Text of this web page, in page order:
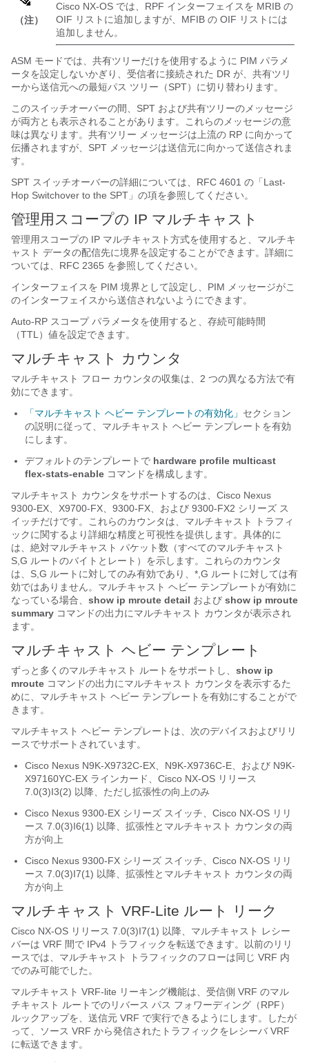
（注）
Cisco NX-OS では、RPF インターフェイスを MRIB の
OIF リストに追加しますが、MFIB の OIF リストには
追加しません。
ASM モードでは、共有ツリーだけを使用するように PIM パラメ
ータを設定しないかぎり、受信者に接続された DR が、共有ツリ
ーから送信元への最短パス ツリー（SPT）に切り替わります。
このスイッチオーバーの間、SPT および共有ツリーのメッセージ
が両方とも表示されることがあります。これらのメッセージの意
味は異なります。共有ツリー メッセージは上流の RP に向かって
伝播されますが、SPT メッセージは送信元に向かって送信されま
す。
SPT スイッチオーバーの詳細については、RFC 4601 の「Last-
Hop Switchover to the SPT」の項を参照してください。
管理用スコープの IP マルチキャスト
管理用スコープの IP マルチキャスト方式を使用すると、マルチキ
ャスト データの配信先に境界を設定することができます。詳細に
ついては、RFC 2365 を参照してください。
インターフェイスを PIM 境界として設定し、PIM メッセージがこ
のインターフェイスから送信されないようにできます。
Auto-RP スコープ パラメータを使用すると、存続可能時間
（TTL）値を設定できます。
マルチキャスト カウンタ
マルチキャスト フロー カウンタの収集は、2 つの異なる方法で有
効にできます。
「マルチキャスト ヘビー テンプレートの有効化」 セクション
の説明に従って、マルチキャスト ヘビー テンプレートを有効
にします。
デフォルトのテンプレートで hardware profile multicast
flex-stats-enable コマンドを構成します。
マルチキャスト カウンタをサポートするのは、Cisco Nexus
9300-EX、X9700-FX、9300-FX、および 9300-FX2 シリーズ ス
イッチだけです。これらのカウンタは、マルチキャスト トラフィ
ックに関するより詳細な精度と可視性を提供します。具体的に
は、絶対マルチキャスト パケット数（すべてのマルチキャスト
S,G ルートのバイトとレート）を示します。これらのカウンタ
は、S,G ルートに対してのみ有効であり、*,G ルートに対しては有
効ではありません。マルチキャスト ヘビー テンプレートが有効に
なっている場合、 show ip mroute detail および show ip mroute
summary コマンドの出力にマルチキャスト カウンタが表示され
ます。
マルチキャスト ヘビー テンプレート
ずっと多くのマルチキャスト ルートをサポートし、 show ip
mroute コマンドの出力にマルチキャスト カウンタを表示するた
めに、マルチキャスト ヘビー テンプレートを有効にすることがで
きます。
マルチキャスト ヘビー テンプレートは、次のデバイスおよびリリ
ースでサポートされています。
Cisco Nexus N9K-X9732C-EX、N9K-X9736C-E、および N9K-
X97160YC-EX ラインカード、Cisco NX-OS リリース
7.0(3)I3(2) 以降、ただし拡張性の向上のみ
Cisco Nexus 9300-EX シリーズ スイッチ、Cisco NX-OS リリ
ース 7.0(3)I6(1) 以降、拡張性とマルチキャスト カウンタの両
方が向上
Cisco Nexus 9300-FX シリーズ スイッチ、Cisco NX-OS リリ
ース 7.0(3)I7(1) 以降、拡張性とマルチキャスト カウンタの両
方が向上
マルチキャスト VRF-Lite ルート リーク
Cisco NX-OS リリース 7.0(3)I7(1) 以降、マルチキャスト レシー
バーは VRF 間で IPv4 トラフィックを転送できます。以前のリリ
ースでは、マルチキャスト トラフィックのフローは同じ VRF 内
でのみ可能でした。
マルチキャスト VRF-lite リーキング機能は、受信側 VRF のマル
チキャスト ルートでのリバース パス フォワーディング（RPF）
ルックアップを、送信元 VRF で実行できるようにします。したが
って、ソース VRF から発信されたトラフィックをレシーバ VRF
に転送できます。